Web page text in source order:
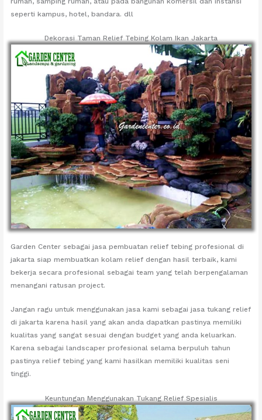
seperti kampus, hotel, bandara. dll
Dekorasi Taman Relief Tebing Kolam Ikan Jakarta
Garden Center sebagai jasa pembuatan relief tebing profesional di
jakarta siap membuatkan kolam relief dengan hasil terbaik, kami
bekerja secara profesional sebagai team yang telah berpengalaman
menangani ratusan project.
Jangan ragu untuk menggunakan jasa kami sebagai jasa tukang relief
di jakarta karena hasil yang akan anda dapatkan pastinya memiliki
kualitas yang sangat sesuai dengan budget yang anda keluarkan.
Karena sebagai landscaper profesional selama berpuluh tahun
pastinya relief tebing yang kami hasilkan memiliki kualitas seni
tinggi.
Keuntungan Menggunakan Tukang Relief Spesialis